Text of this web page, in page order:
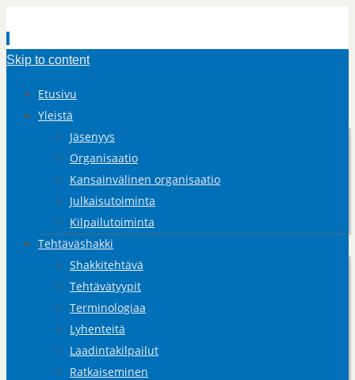
Skip to content
Etusivu
Yleistä
Jäsenyys
Organisaatio
Kansainvälinen organisaatio
Julkaisutoiminta
Kilpailutoiminta
Tehtäväshakki
Shakkitehtävä
Tehtävätyypit
Terminologiaa
Lyhenteitä
Laadintakilpailut
Ratkaiseminen